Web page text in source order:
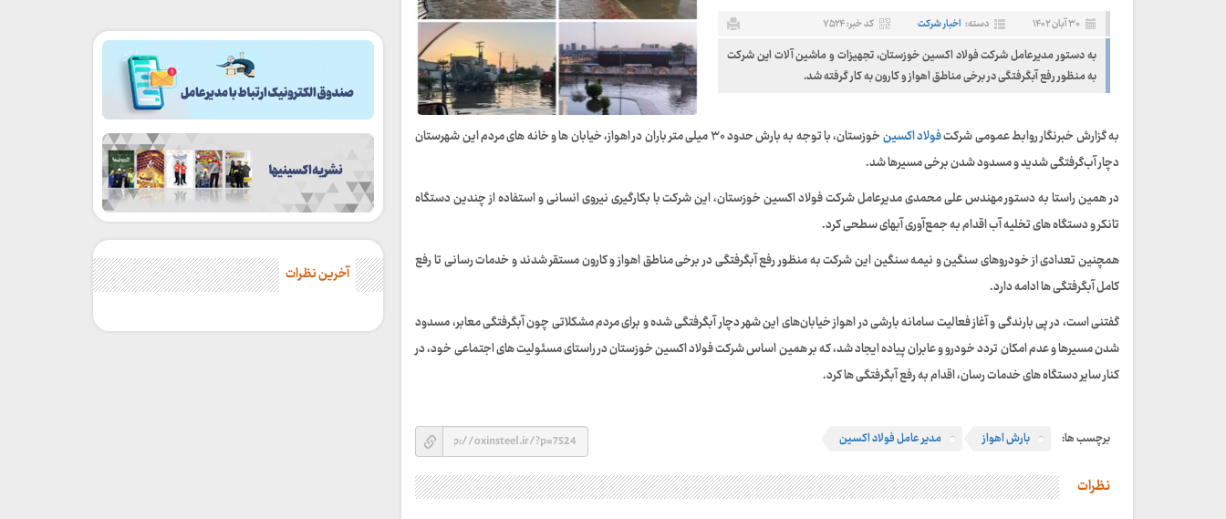
۳۰ آبان ۱۴۰۲ دسته: اخبار شرکت کد خبر: ۷۵۲۴
به دستور مدیرعامل شرکت فولاد اکسین خوزستان، تجهیزات و ماشین آلات این شرکت
به منظور رفع آبگرفتگی در برخی مناطق اهواز و کارون به کار گرفته شد.
به گزارش خبرنگار روابط عمومی شرکتفولاد اکسین
خوزستان، با توجه به بارش حدود ۳۰ میلی متر باران در اهواز، خیابان ها و خانه های مردم این شهرستان
دچار آب‌گرفتگی شدید و مسدود شدن برخی مسیرها شد.
در همین راستا به دستور مهندس علی محمدی مدیرعامل شرکت فولاد اکسین خوزستان، این شرکت با بکارگیری نیروی انسانی و استفاده از چندین دستگاه
تانکر و دستگاه های تخلیه آب اقدام به جمع‌آوری آبهای سطحی کرد.
همچنین تعدادی از خودروهای سنگین و نیمه سنگین این شرکت به منظور رفع آبگرفتگی در برخی مناطق اهواز و کارون مستقر شدند و خدمات رسانی تا رفع
کامل آبگرفتگی ها ادامه دارد.
گفتنی است، در پی بارندگی و آغاز فعالیت سامانه بارشی در اهواز خیابان‌های این شهر دچار آبگرفتگی شده و برای مردم مشکلاتی چون آبگرفتگی معابر، مسدود
شدن مسیرها و عدم امکان تردد خودرو و عابران پیاده ایجاد شد، که بر همین اساس شرکت فولاد اکسین خوزستان در راستای مسئولیت های اجتماعی خود، در
کنار سایر دستگاه های خدمات رسان، اقدام به رفع آبگرفتگی ها کرد.
برچسب ها: بارش اهواز مدیر عامل فولاد اکسین
نظرات
آخرین نظرات